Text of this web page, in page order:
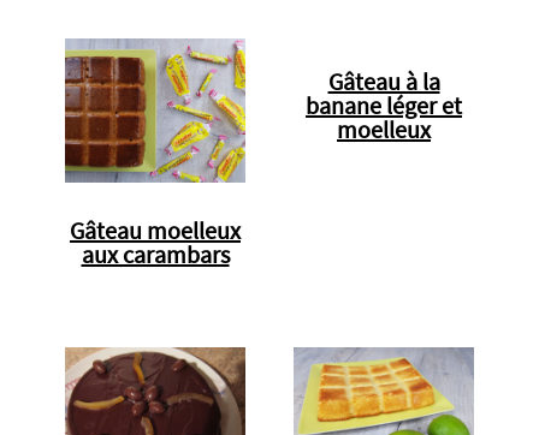
Gâteau moelleux
aux carambars
Gâteau à la
banane léger et
moelleux